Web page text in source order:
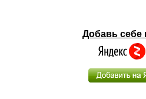
Добавь себе